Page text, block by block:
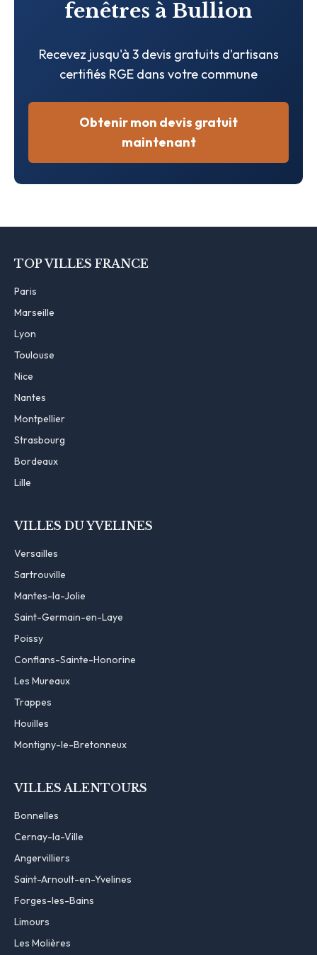
fenêtres à Bullion
Recevez jusqu'à 3 devis gratuits d'artisans
certifiés RGE dans votre commune
Obtenir mon devis gratuit
maintenant
TOP VILLES FRANCE
Paris
Marseille
Lyon
Toulouse
Nice
Nantes
Montpellier
Strasbourg
Bordeaux
Lille
VILLES DU YVELINES
Versailles
Sartrouville
Mantes-la-Jolie
Saint-Germain-en-Laye
Poissy
Conflans-Sainte-Honorine
Les Mureaux
Trappes
Houilles
Montigny-le-Bretonneux
VILLES ALENTOURS
Bonnelles
Cernay-la-Ville
Angervilliers
Saint-Arnoult-en-Yvelines
Forges-les-Bains
Limours
Les Molières